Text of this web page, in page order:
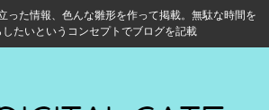
った情報、色んな雛形を作って掲載。無駄な時間を
たいというコンセプトでブログを記載